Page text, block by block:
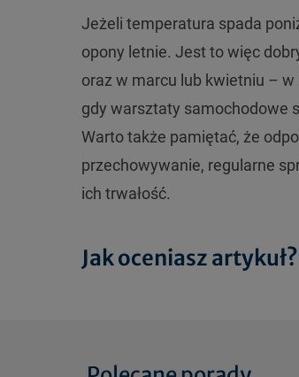
Jeżeli temperatura spada
opony letnie. Jest to więc
oraz w marcu lub kwietniu –
gdy warsztaty samochodowe
Warto także pamiętać, że
przechowywanie, regularne
ich trwałość.
Jak oceniasz artykuł?